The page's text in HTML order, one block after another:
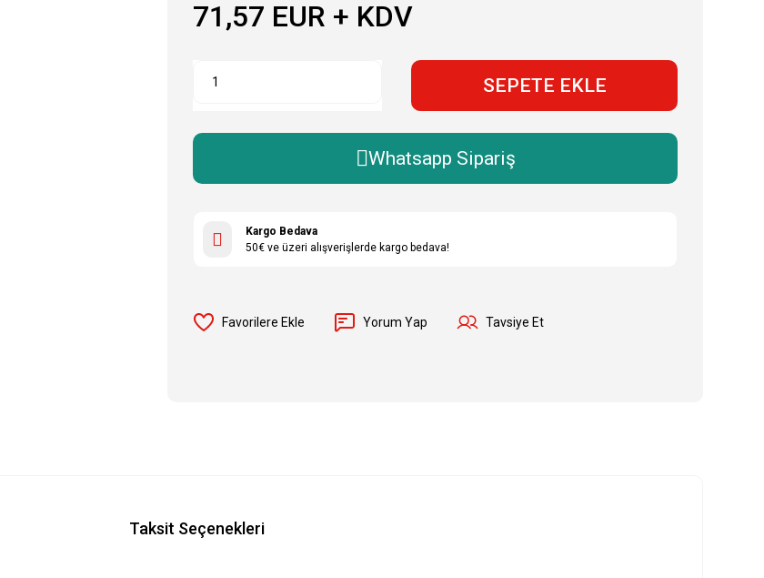
71,57 EUR + KDV
SEPETE EKLE
Whatsapp Sipariş
Kargo Bedava
50€ ve üzeri alışverişlerde kargo bedava!
Yorum Yap Tavsiye Et
Taksit Seçenekleri